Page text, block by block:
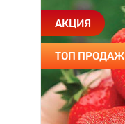
АКЦИЯ
ТОП ПРОДАЖ